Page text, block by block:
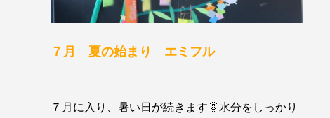
７月 夏の始まり エミフル
７月に入り、暑い日が続きます🌞水分をしっかり